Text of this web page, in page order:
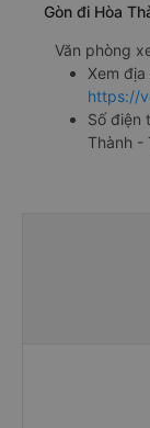
Gòn đi Hòa
Văn phòng
Xem
https://
Số điện
Thành -